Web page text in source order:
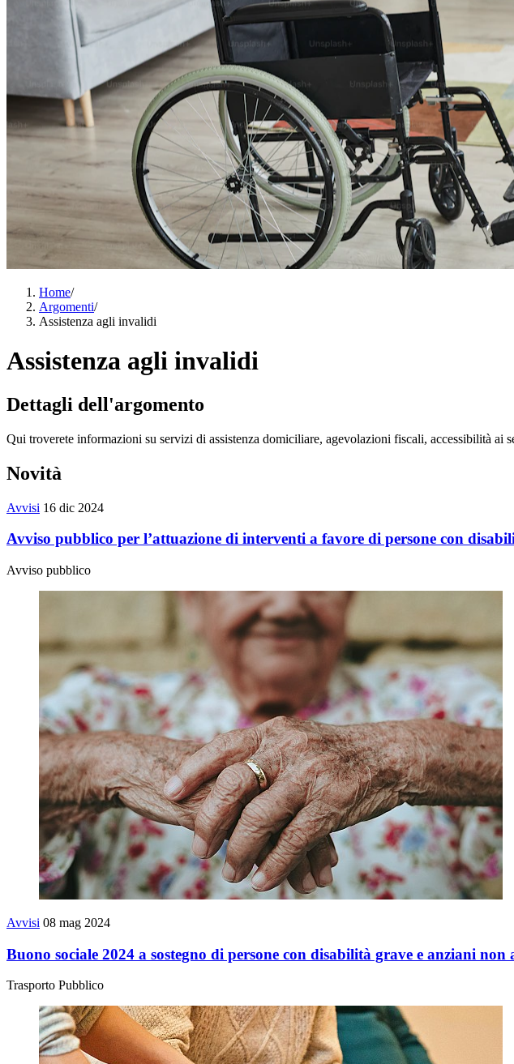
Home/
Argomenti/
Assistenza agli invalidi
Assistenza agli invalidi
Dettagli dell'argomento
Qui troverete informazioni su servizi di assistenza domiciliare, agevolazioni fiscali, accessibilità ai
Novità
Avvisi 16 dic 2024
Avviso pubblico per l’attuazione di interventi a favore di persone con
Avviso pubblico
Avvisi 08 mag 2024
Buono sociale 2024 a sostegno di persone con disabilità grave e anziani
Trasporto Pubblico